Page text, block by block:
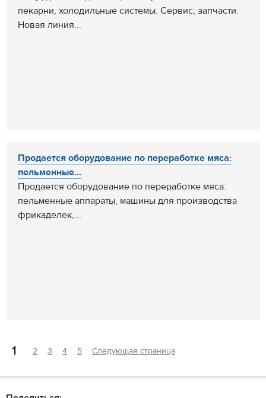
пекарни, холодильные системы. Сервис, запчасти.
Новая линия...
Продается оборудование по переработке мяса:
пельменные...
Продается оборудование по переработке мяса:
пельменные аппараты, машины для производства
фрикаделек,...
1 2 3 4 5 Следующая страница